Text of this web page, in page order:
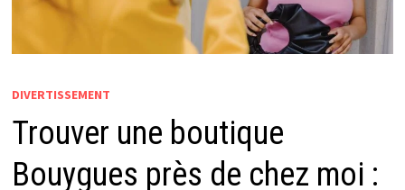
DIVERTISSEMENT
Trouver une boutique
Bouygues près de chez moi :